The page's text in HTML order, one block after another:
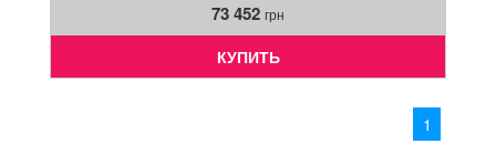
73 452 грн
КУПИТЬ
1